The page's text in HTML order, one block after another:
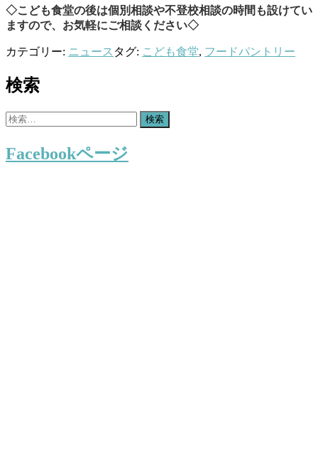
◇こども食堂の後は個別相談や不登校相談の時間も設けてい
ますので、お気軽にご相談ください◇
カテゴリー: ニュース タグ: こども食堂, フードパントリー
検索
検
Facebookページ